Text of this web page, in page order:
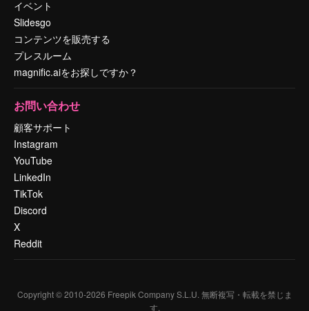
イベント
Slidesgo
コンテンツを販売する
プレスルーム
magnific.aiをお探しですか？
お問い合わせ
顧客サポート
Instagram
YouTube
LinkedIn
TikTok
Discord
X
Reddit
Copyright © 2010-2026 Freepik Company S.L.U. 無断複写・転載を禁じま
す.